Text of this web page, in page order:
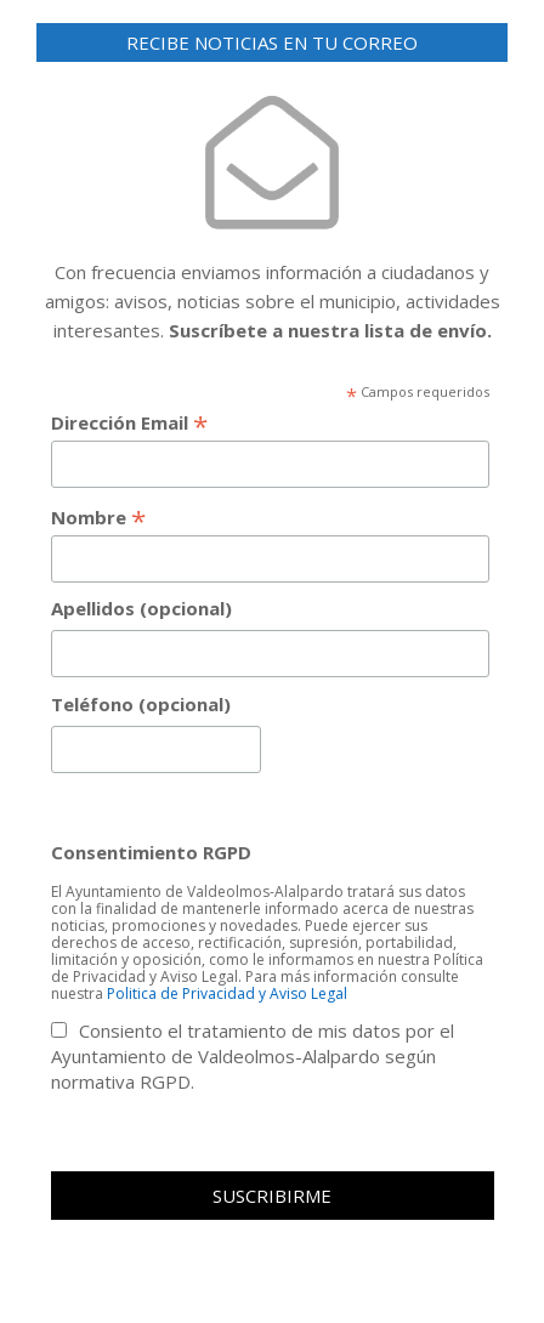
entradasRECIBE NOTICIAS EN TU CORREO
Con frecuencia enviamos información a ciudadanos y
amigos: avisos, noticias sobre el municipio, actividades
interesantes. Suscríbete a nuestra lista de envío.
*Campos requeridos
Dirección Email *
Nombre *
Apellidos (opcional)
Teléfono (opcional)
Consentimiento RGPD
El Ayuntamiento de Valdeolmos-Alalpardo tratará sus datos
con la finalidad de mantenerle informado acerca de nuestras
noticias, promociones y novedades. Puede ejercer sus
derechos de acceso, rectificación, supresión, portabilidad,
limitación y oposición, como le informamos en nuestra Política
de Privacidad y Aviso Legal. Para más información consulte
nuestra Politica de Privacidad y Aviso Legal
Consiento el tratamiento de mis datos por el
Ayuntamiento de Valdeolmos-Alalpardo según
normativa RGPD.